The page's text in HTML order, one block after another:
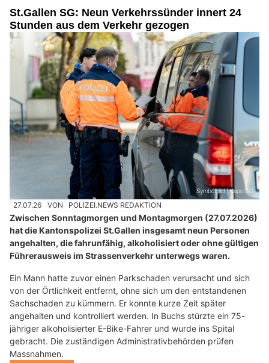
St.Gallen SG: Neun Verkehrssünder innert 24
Stunden aus dem Verkehr gezogen
27.07.26 VON POLIZEI.NEWS REDAKTION
Zwischen Sonntagmorgen und Montagmorgen (27.07.2026)
hat die Kantonspolizei St.Gallen insgesamt neun Personen
angehalten, die fahrunfähig, alkoholisiert oder ohne gültigen
Führerausweis im Strassenverkehr unterwegs waren.
Ein Mann hatte zuvor einen Parkschaden verursacht und sich
von der Örtlichkeit entfernt, ohne sich um den entstandenen
Sachschaden zu kümmern. Er konnte kurze Zeit später
angehalten und kontrolliert werden. In Buchs stürzte ein 75-
jähriger alkoholisierter E-Bike-Fahrer und wurde ins Spital
gebracht. Die zuständigen Administrativbehörden prüfen
Massnahmen.